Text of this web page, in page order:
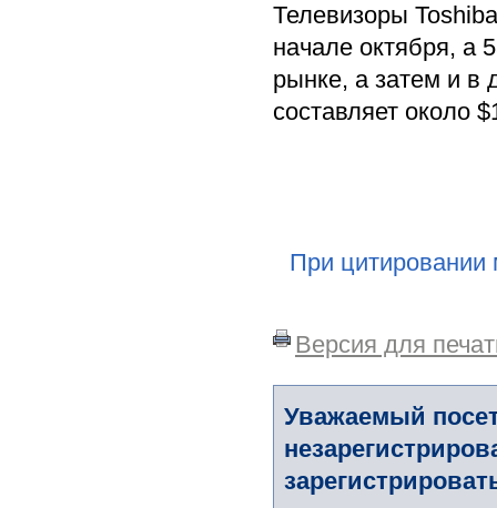
Телевизоры
начале октября, а
рынке, а затем и в
составляет около
При цитировании
Версия для
Уважаемый